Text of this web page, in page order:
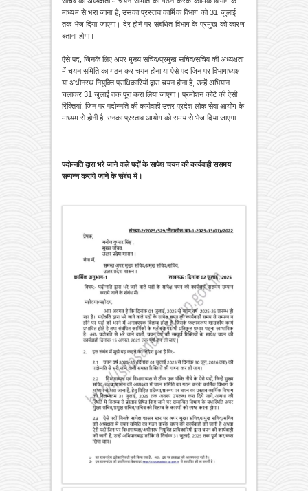
माध्यम से भरा जाना है, उसका प्रस्ताव कार्मिक विभाग को 31 जुलाई
तक भेज दिया जाएगा। देर होने पर संबंधित विभाग के प्रमुख को कारण
बताना होगा।
ऐसे पद, जिनके लिए अपर मुख्य सचिव/प्रमुख सचिव/सचिव की अध्यक्षता
में चयन समिति का गठन कर चयन होना या ऐसे पद जिन पर विभागाध्यक्ष
या अधीनस्थ नियुक्ति प्राधिकारियों द्वारा चयन होना है, उन्हें अभियान
चलाकर 31 जुलाई तक पूरा करा लिया जाएगा। प्रमोशन कोटे की ऐसी
रिक्तियां, जिन पर पदोन्नति की कार्यवाही उत्तर प्रदेश लोक सेवा आयोग के
माध्यम से होनी है, उनका प्रस्ताव आयोग को समय से भेज दिया जाएगा।
पदोन्नति द्वारा भरे जाने वाले पदों के सापेक्ष चयन की कार्यवाही ससमय
सम्पन्न कराये जाने के संबंध में।